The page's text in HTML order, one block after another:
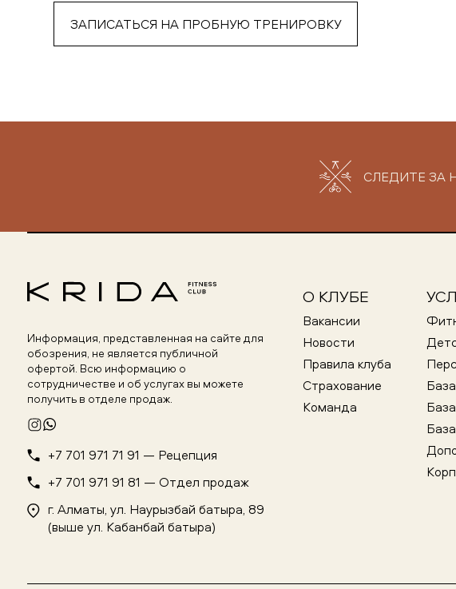
ЗАПИСАТЬСЯ НА ПРОБНУЮ ТРЕНИРОВКУ
СЛЕДИТЕ ЗА
Информация, представленная на сайте для
обозрения, не является публичной
офертой. Всю информацию о
сотрудничестве и об услугах вы можете
получить в отделе продаж.
+7 701 971 71 91 — Рецепция
+7 701 971 91 81 — Отдел продаж
г. Алматы, ул. Наурызбай батыра, 89
(выше ул. Кабанбай батыра)
О КЛУБЕ
Вакансии
Новости
Правила клуба
Страхование
Команда